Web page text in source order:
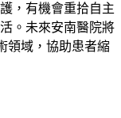
，有機會重拾自主
。未來安南醫院將
領域，協助患者縮